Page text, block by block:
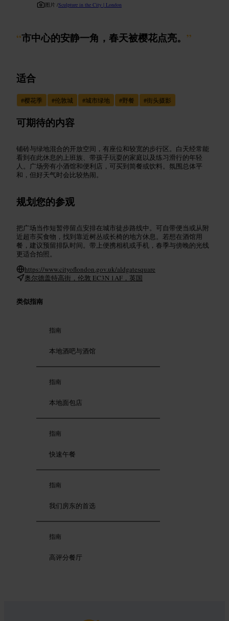
图片 /Sculpture in the City | London
“市中心的安静一角，春天被樱花点亮。 ”
适合
#樱花季 #伦敦城 #城市绿地 #野餐 #街头摄影
可期待的内容
铺砖与绿地混合的开放空间，有座位和较宽的步行区。白天经常能
看到在此休息的上班族、带孩子玩耍的家庭以及练习滑行的年轻
人。广场旁有小酒馆和便利店，可买到简餐或饮料。氛围总体平
和，但好天气时会比较热闹。
规划您的参观
把广场当作短暂停留点安排在城市徒步路线中。可自带便当或从附
近超市买食物，找到靠近树丛或长椅的地方休息。若想在酒馆用
餐，建议预留排队时间。带上便携相机或手机，春季与傍晚的光线
更适合拍照。
https://www.cityoflondon.gov.uk/aldgatesquare
奥尔德盖特高街，伦敦 EC3N 1AF，英国
类似指南
指南
本地酒吧与酒馆
指南
本地面包店
指南
快速午餐
指南
我们房东的首选
指南
高评分餐厅